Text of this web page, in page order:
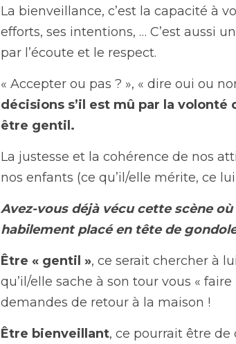
La bienveillance, c’est la capacité à
efforts, ses intentions, … C’est aussi
par l’écoute et le respect.
« Accepter ou pas ? », « dire oui ou
décisions s’il est mû par la
être gentil.
La justesse et la cohérence de nos
nos enfants (ce qu’il/elle mérite, ce
Avez-vous déjà vécu cette scène
habilement placé en tête de
Être « gentil », ce serait chercher à
qu’il/elle sache à son tour vous «
demandes de retour à la maison !
Être bienveillant, ce pourrait être de